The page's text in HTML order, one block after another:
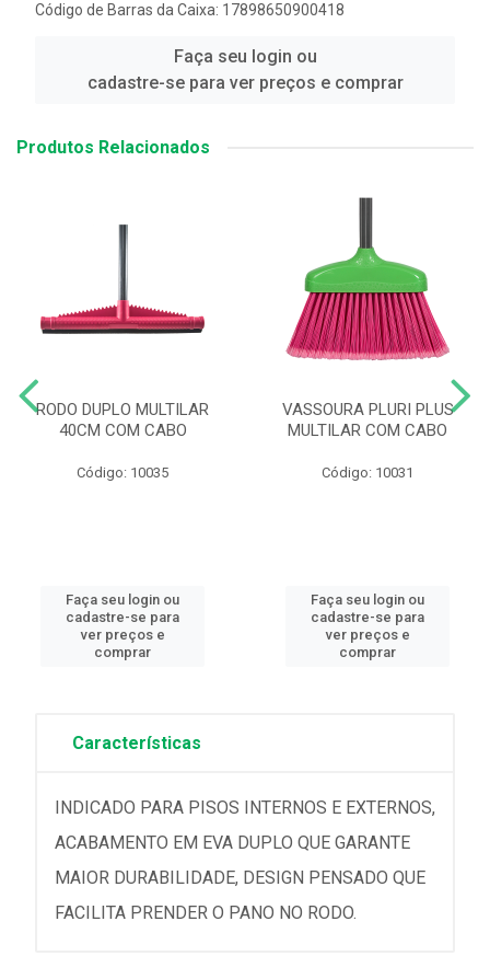
Código de Barras da Caixa: 17898650900418
Faça seu login ou
cadastre-se para ver preços e comprar
Produtos Relacionados
RODO DUPLO MULTILAR
40CM COM CABO
Código: 10035
Faça seu login ou
cadastre-se para
ver preços e
comprar
VASSOURA PLURI PLUS
MULTILAR COM CABO
Código: 10031
Faça seu login ou
cadastre-se para
ver preços e
comprar
Características
INDICADO PARA PISOS INTERNOS E EXTERNOS,
ACABAMENTO EM EVA DUPLO QUE GARANTE
MAIOR DURABILIDADE, DESIGN PENSADO QUE
FACILITA PRENDER O PANO NO RODO.